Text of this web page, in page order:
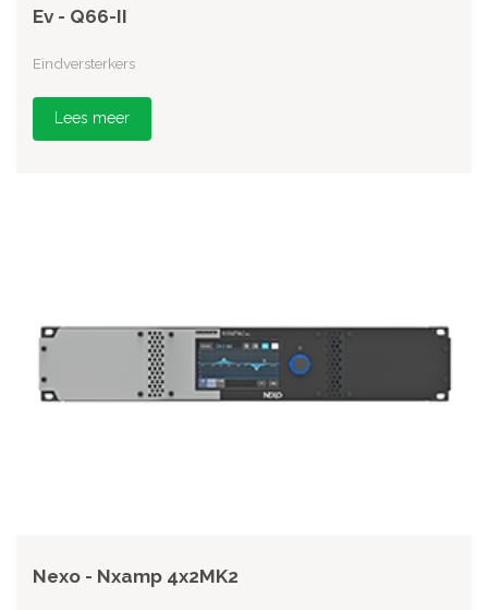
Ev - Q66-II
Eindversterkers
Lees meer
Nexo - Nxamp 4x2MK2